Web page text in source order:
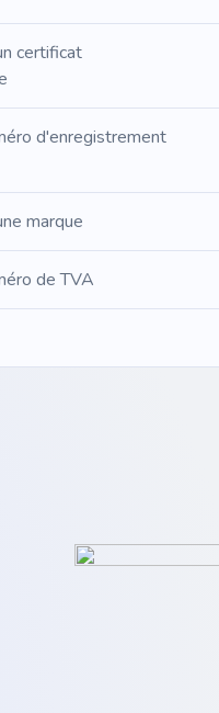
certificat
d'enregistrement
marque
de TVA